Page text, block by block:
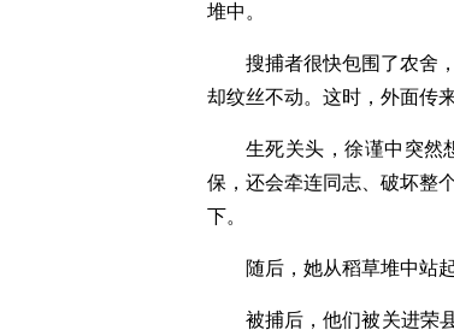
堆中。
搜捕者很快包围了农舍
却纹丝不动。这时，外面传
生死关头，徐谨中突然
保，还会牵连同志、破坏整
下。
随后，她从稻草堆中站
被捕后，他们被关进荣